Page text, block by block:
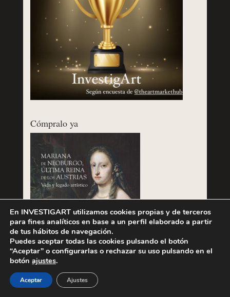
Cómpralo ya
En INVESTIGART utilizamos cookies propias y de terceros
para fines analíticos en base a un perfil elaborado a partir
de tus hábitos de navegación.
Puedes aceptar todas las cookies pulsando el botón
“Aceptar” o configurarlas o rechazar su uso pulsando en el
botón ajustes.
Aceptar Ajustes